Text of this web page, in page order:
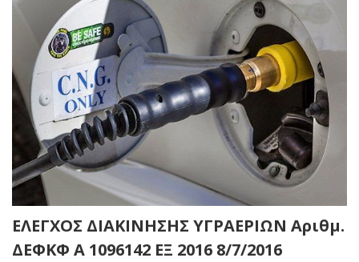
ΕΛΕΓΧΟΣ ΔΙΑΚΙΝΗΣΗΣ ΥΓΡΑΕΡΙΩΝ Αριθμ.
ΔΕΦΚΦ Α 1096142 ΕΞ 2016 8/7/2016